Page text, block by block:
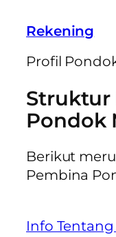
Rekening
Profil
Struktur
Pondok
Berikut
Pembina
Info